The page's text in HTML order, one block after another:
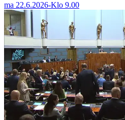
ma 22.6.2026-Klo 9.00